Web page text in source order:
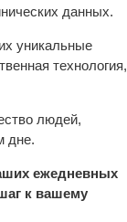
данных.
уникальные
технология,
людей,
дне.
ежедневных
к вашему